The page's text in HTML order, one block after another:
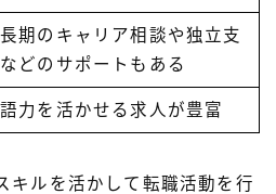
期のキャリア相談や独立支
どのサポートもある
力を活かせる求人が豊富
キルを活かして転職活動を行